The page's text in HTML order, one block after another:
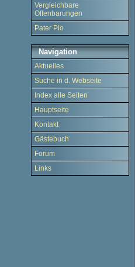
Vergleichbare
Offenbarungen
Pater Pio
Navigation
Aktuelles
Suche in d. Webseite
Index alle Seiten
Hauptseite
Kontakt
Gästebuch
Forum
Links